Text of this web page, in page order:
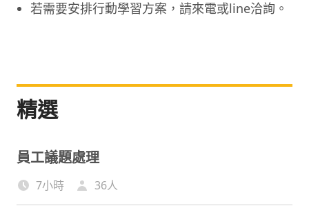
若需要安排行動學習方案，請來電或line洽詢。
精選
員工議題處理
7小時 36人